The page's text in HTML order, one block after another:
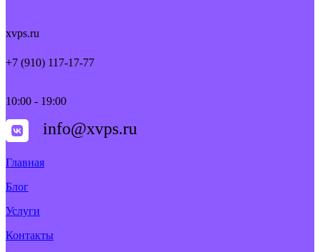
xvps.ru
+7 (910) 117-17-77
10:00 - 19:00
info@xvps.ru
Главная
Блог
Услуги
Контакты